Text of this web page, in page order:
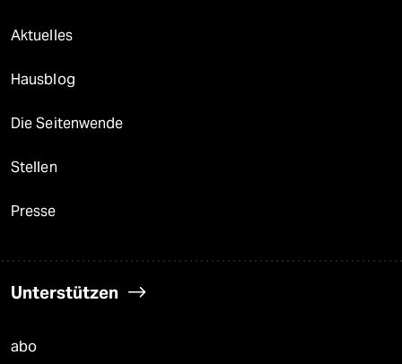
Aktuelles
Hausblog
Die Seitenwende
Stellen
Presse
Unterstützen
abo